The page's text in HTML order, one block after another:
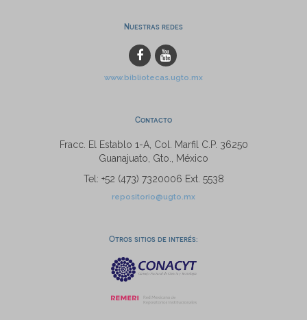
Nuestras redes
www.bibliotecas.ugto.mx
Contacto
Fracc. El Establo 1-A, Col. Marfil C.P. 36250
Guanajuato, Gto., México
Tel: +52 (473) 7320006 Ext. 5538
repositorio@ugto.mx
Otros sitios de interés: